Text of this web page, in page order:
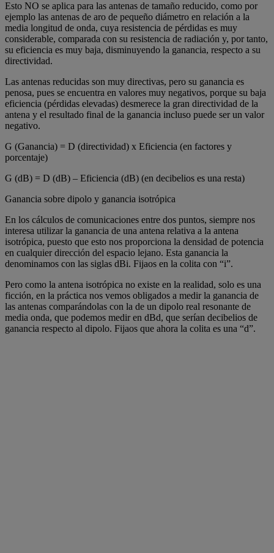
Esto NO se aplica para las antenas de tamaño reducido, como por
ejemplo las antenas de aro de pequeño diámetro en relación a la
media longitud de onda, cuya resistencia de pérdidas es muy
considerable, comparada con su resistencia de radiación y, por tanto,
su eficiencia es muy baja, disminuyendo la ganancia, respecto a su
directividad.
Las antenas reducidas son muy directivas, pero su ganancia es
penosa, pues se encuentra en valores muy negativos, porque su baja
eficiencia (pérdidas elevadas) desmerece la gran directividad de la
antena y el resultado final de la ganancia incluso puede ser un valor
negativo.
G (Ganancia) = D (directividad) x Eficiencia (en factores y
porcentaje)
G (dB) = D (dB) – Eficiencia (dB) (en decibelios es una resta)
Ganancia sobre dipolo y ganancia isotrópica
En los cálculos de comunicaciones entre dos puntos, siempre nos
interesa utilizar la ganancia de una antena relativa a la antena
isotrópica, puesto que esto nos proporciona la densidad de potencia
en cualquier dirección del espacio lejano. Esta ganancia la
denominamos con las siglas dBi. Fijaos en la colita con “i”.
Pero como la antena isotrópica no existe en la realidad, solo es una
ficción, en la práctica nos vemos obligados a medir la ganancia de
las antenas comparándolas con la de un dipolo real resonante de
media onda, que podemos medir en dBd, que serían decibelios de
ganancia respecto al dipolo. Fijaos que ahora la colita es una “d”.